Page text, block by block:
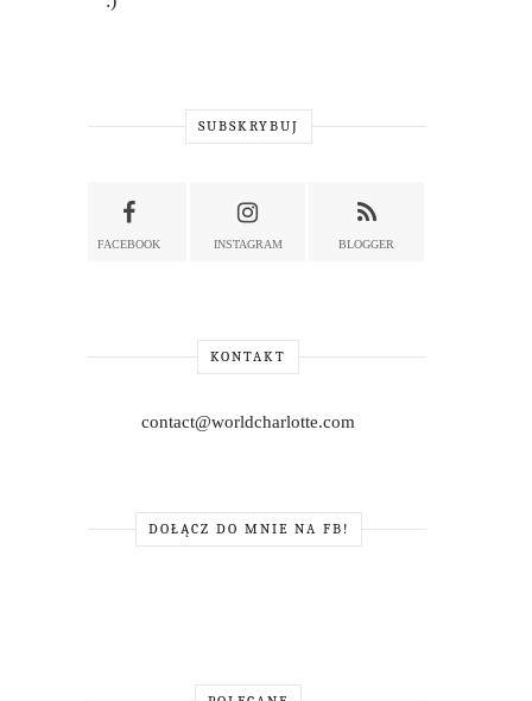
SUBSKRYBUJ
FACEBOOK INSTAGRAM BLOGGER
KONTAKT
contact@worldcharlotte.com
DOŁĄCZ DO MNIE NA FB!